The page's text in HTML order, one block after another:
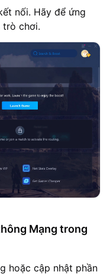
nối. Hãy để ứng
trò chơi.
Mạng trong
hoặc cập nhật phần